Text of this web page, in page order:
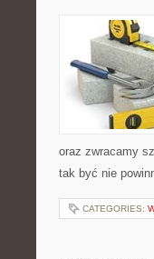
oraz zwracamy
tak być nie
CATEGORIES: